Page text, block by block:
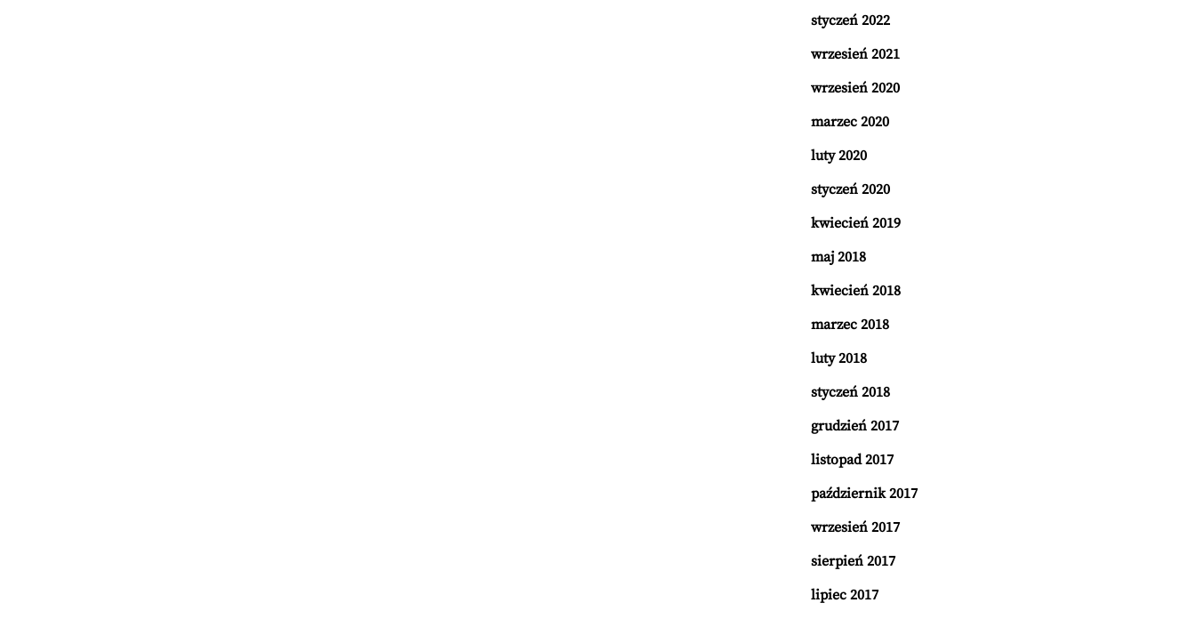
styczeń 2022
wrzesień 2021
wrzesień 2020
marzec 2020
luty 2020
styczeń 2020
kwiecień 2019
maj 2018
kwiecień 2018
marzec 2018
luty 2018
styczeń 2018
grudzień 2017
listopad 2017
październik 2017
wrzesień 2017
sierpień 2017
lipiec 2017